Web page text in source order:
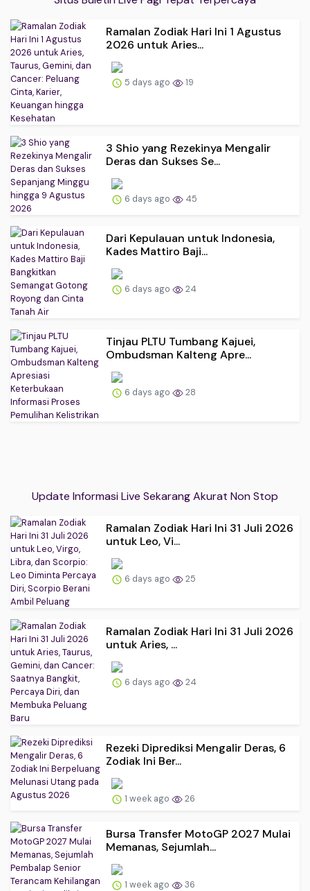
Ramalan Zodiak Hari Ini 1 Agustus
2026 untuk Aries...
5 days ago 19
3 Shio yang Rezekinya Mengalir
Deras dan Sukses Se...
6 days ago 45
Dari Kepulauan untuk Indonesia,
Kades Mattiro Baji...
6 days ago 24
Tinjau PLTU Tumbang Kajuei,
Ombudsman Kalteng Apre...
6 days ago 28
Update Informasi Live Sekarang Akurat Non Stop
Ramalan Zodiak Hari Ini 31 Juli 2026
untuk Leo, Vi...
6 days ago 25
Ramalan Zodiak Hari Ini 31 Juli 2026
untuk Aries, ...
6 days ago 24
Rezeki Diprediksi Mengalir Deras, 6
Zodiak Ini Ber...
1 week ago 26
Bursa Transfer MotoGP 2027 Mulai
Memanas, Sejumlah...
1 week ago 36